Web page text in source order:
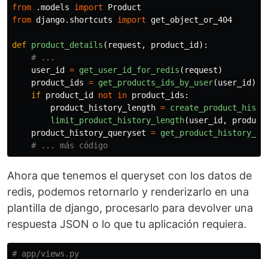
from .models import
Product
from django.shortcuts import get_object_or_404
def product_details ( request , product_id ):
user_id
= get_user_id_for_redis ( request)
product_ids = get_products_ids_by_user(user_id )
if product_id not in product_ids :
product_history_length =
limit_product_history_length(user_id ,
product_history_queryset =
Ahora que tenemos el queryset con los datos de
redis, podemos retornarlo y renderizarlo en una
plantilla de django, procesarlo para devolver una
respuesta JSON o lo que tu aplicación requiera.